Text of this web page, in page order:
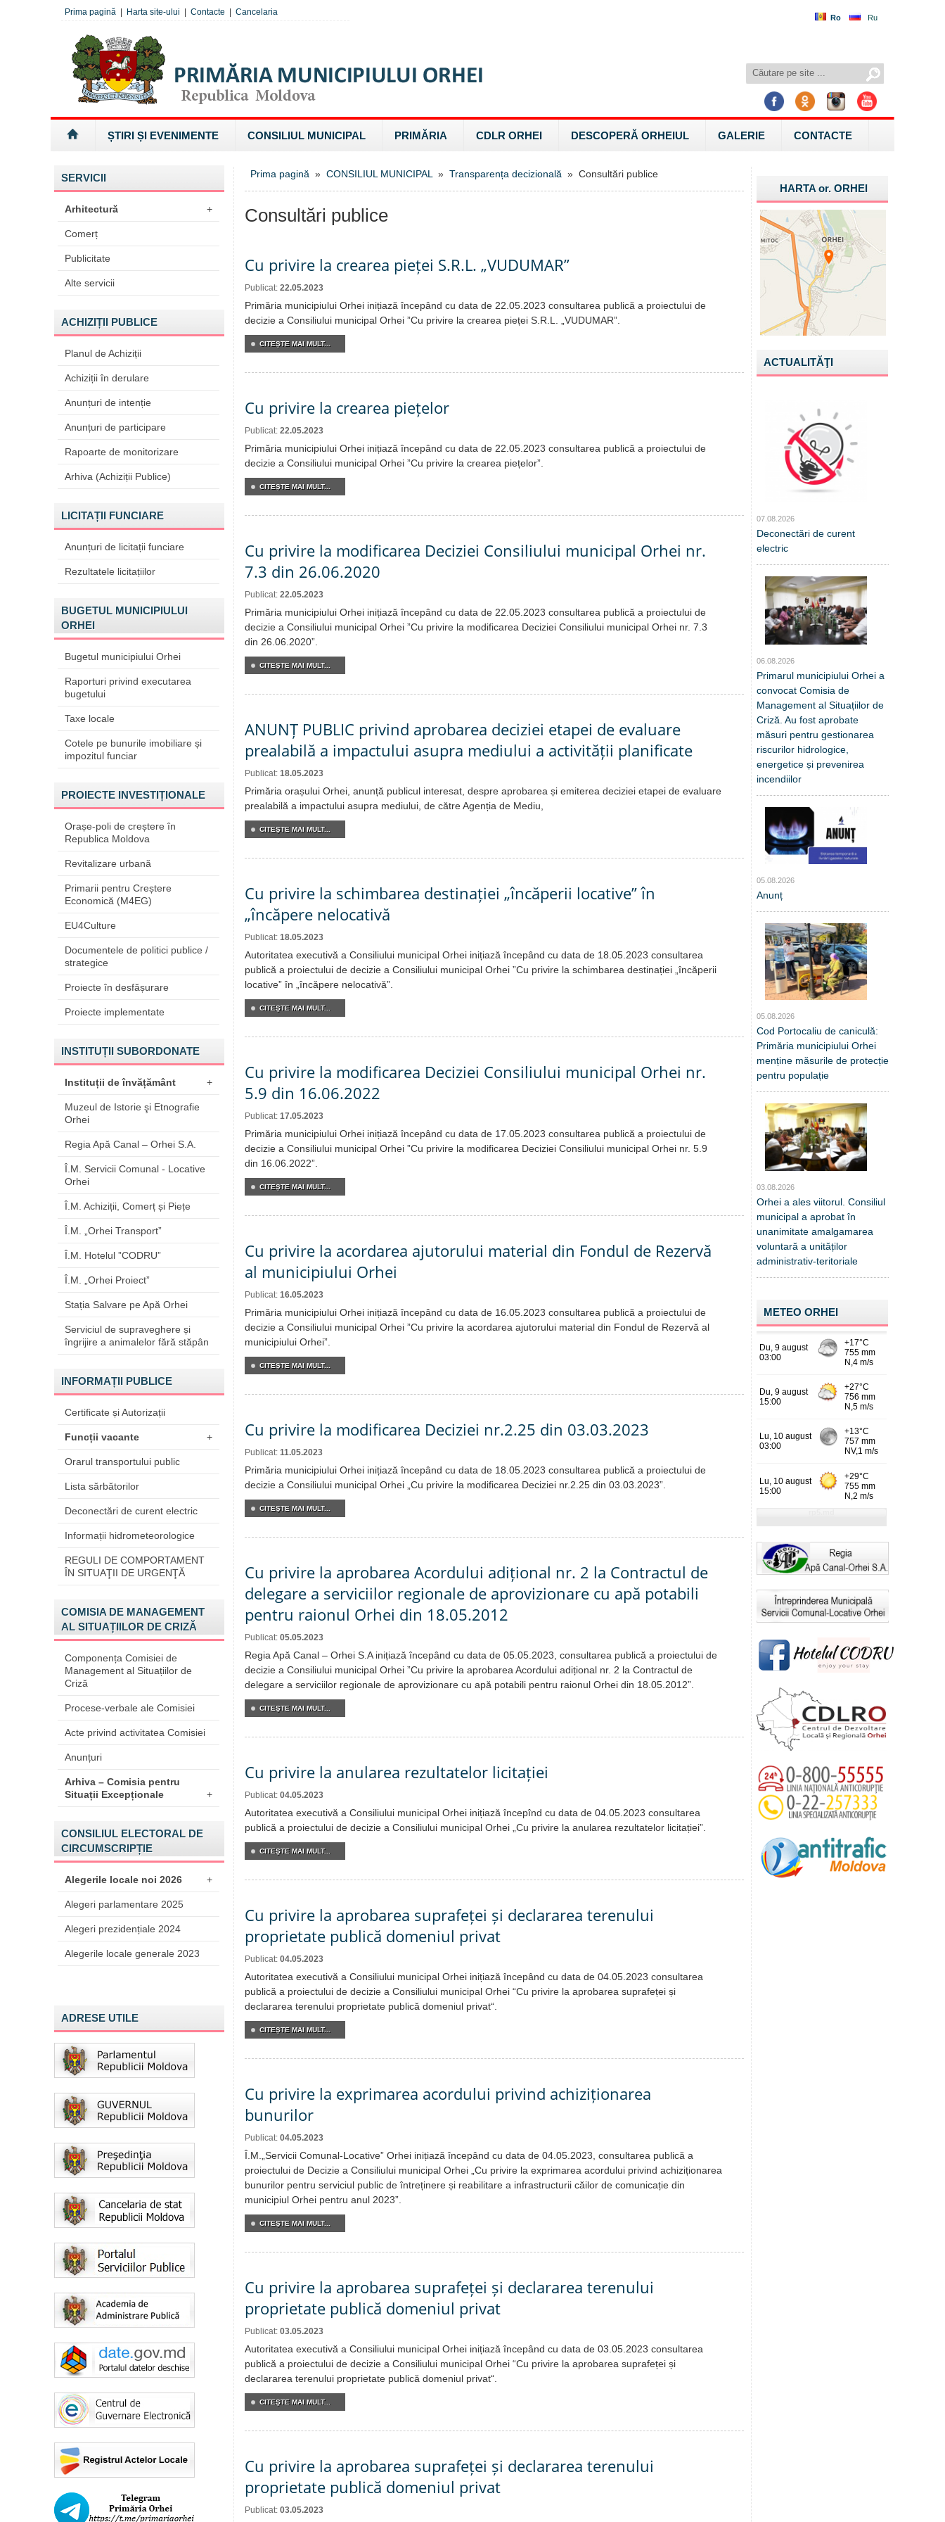
Ro Ru
Prima pagină Harta site-ului Contacte Cancelaria
ȘTIRI ȘI EVENIMENTE CONSILIUL MUNICIPAL PRIMĂRIA CDLR ORHEI DESCOPERĂ ORHEIUL GALERIE CONTACTE
SERVICII
Arhitectură +
Comerț
Publicitate
Alte servicii
ACHIZIȚII PUBLICE
Planul de Achiziții
Achiziții în derulare
Anunțuri de intenție
Anunțuri de participare
Rapoarte de monitorizare
Arhiva (Achiziții Publice)
LICITAȚII FUNCIARE
Anunțuri de licitații funciare
Rezultatele licitațiilor
BUGETUL MUNICIPIULUI
ORHEI
Bugetul municipiului Orhei
Raporturi privind executarea
bugetului
Taxe locale
Cotele pe bunurile imobiliare și
impozitul funciar
PROIECTE INVESTIȚIONALE
Orașe-poli de creștere în
Republica Moldova
Revitalizare urbană
Primarii pentru Creștere
Economică (M4EG)
EU4Culture
Documentele de politici publice /
strategice
Proiecte în desfășurare
Proiecte implementate
INSTITUȚII SUBORDONATE
Instituții de învățământ +
Muzeul de Istorie şi Etnografie
Orhei
Regia Apă Canal – Orhei S.A.
Î.M. Servicii Comunal - Locative
Orhei
Î.M. Achiziții, Comerț și Piețe
Î.M. „Orhei Transport”
Î.M. Hotelul ”CODRU”
Î.M. „Orhei Proiect”
Stația Salvare pe Apă Orhei
Serviciul de supraveghere și
îngrijire a animalelor fără stăpân
INFORMAȚII PUBLICE
Certificate și Autorizații
Funcții vacante +
Orarul transportului public
Lista sărbătorilor
Deconectări de curent electric
Informații hidrometeorologice
REGULI DE COMPORTAMENT
ÎN SITUAŢII DE URGENŢĂ
COMISIA DE MANAGEMENT
AL SITUAȚIILOR DE CRIZĂ
Componența Comisiei de
Management al Situațiilor de
Criză
Procese-verbale ale Comisiei
Acte privind activitatea Comisiei
Anunțuri
Arhiva – Comisia pentru
Situații Excepționale
+
CONSILIUL ELECTORAL DE
CIRCUMSCRIPȚIE
Alegerile locale noi 2026 +
Alegeri parlamentare 2025
Alegeri prezidențiale 2024
Alegerile locale generale 2023
ADRESE UTILE
Prima pagină » CONSILIUL MUNICIPAL » Transparența decizională » Consultări publice
Consultări publice
Cu privire la crearea pieței S.R.L. „VUDUMAR”
Publicat: 22.05.2023
Primăria municipiului Orhei inițiază începând cu data de 22.05.2023 consultarea publică a proiectului de
decizie a Consiliului municipal Orhei ”Cu privire la crearea pieței S.R.L. „VUDUMAR”.
CITEŞTE MAI MULT...
Cu privire la crearea piețelor
Publicat: 22.05.2023
Primăria municipiului Orhei inițiază începând cu data de 22.05.2023 consultarea publică a proiectului de
decizie a Consiliului municipal Orhei ”Cu privire la crearea piețelor”.
CITEŞTE MAI MULT...
Cu privire la modificarea Deciziei Consiliului municipal Orhei nr.
7.3 din 26.06.2020
Publicat: 22.05.2023
Primăria municipiului Orhei inițiază începând cu data de 22.05.2023 consultarea publică a proiectului de
decizie a Consiliului municipal Orhei ”Cu privire la modificarea Deciziei Consiliului municipal Orhei nr. 7.3
din 26.06.2020”.
CITEŞTE MAI MULT...
ANUNȚ PUBLIC privind aprobarea deciziei etapei de evaluare
prealabilă a impactului asupra mediului a activității planificate
Publicat: 18.05.2023
Primăria orașului Orhei, anunță publicul interesat, despre aprobarea și emiterea deciziei etapei de evaluare
prealabilă a impactului asupra mediului, de către Agenția de Mediu,
CITEŞTE MAI MULT...
Cu privire la schimbarea destinației „încăperii locative” în
„încăpere nelocativă
Publicat: 18.05.2023
Autoritatea executivă a Consiliului municipal Orhei inițiază începând cu data de 18.05.2023 consultarea
publică a proiectului de decizie a Consiliului municipal Orhei ”Cu privire la schimbarea destinației „încăperii
locative” în „încăpere nelocativă”.
CITEŞTE MAI MULT...
Cu privire la modificarea Deciziei Consiliului municipal Orhei nr.
5.9 din 16.06.2022
Publicat: 17.05.2023
Primăria municipiului Orhei inițiază începând cu data de 17.05.2023 consultarea publică a proiectului de
decizie a Consiliului municipal Orhei ”Cu privire la modificarea Deciziei Consiliului municipal Orhei nr. 5.9
din 16.06.2022”.
CITEŞTE MAI MULT...
Cu privire la acordarea ajutorului material din Fondul de Rezervă
al municipiului Orhei
Publicat: 16.05.2023
Primăria municipiului Orhei inițiază începând cu data de 16.05.2023 consultarea publică a proiectului de
decizie a Consiliului municipal Orhei ”Cu privire la acordarea ajutorului material din Fondul de Rezervă al
municipiului Orhei”.
CITEŞTE MAI MULT...
Cu privire la modificarea Deciziei nr.2.25 din 03.03.2023
Publicat: 11.05.2023
Primăria municipiului Orhei inițiază începând cu data de 18.05.2023 consultarea publică a proiectului de
decizie a Consiliului municipal Orhei „Cu privire la modificarea Deciziei nr.2.25 din 03.03.2023”.
CITEŞTE MAI MULT...
Cu privire la aprobarea Acordului adițional nr. 2 la Contractul de
delegare a serviciilor regionale de aprovizionare cu apă potabili
pentru raionul Orhei din 18.05.2012
Publicat: 05.05.2023
Regia Apă Canal – Orhei S.A inițiază începând cu data de 05.05.2023, consultarea publică a proiectului de
decizie a Consiliului municipal Orhei ”Cu privire la aprobarea Acordului adițional nr. 2 la Contractul de
delegare a serviciilor regionale de aprovizionare cu apă potabili pentru raionul Orhei din 18.05.2012”.
CITEŞTE MAI MULT...
Cu privire la anularea rezultatelor licitației
Publicat: 04.05.2023
Autoritatea executivă a Consiliului municipal Orhei inițiază începînd cu data de 04.05.2023 consultarea
publică a proiectului de decizie a Consiliului municipal Orhei „Cu privire la anularea rezultatelor licitației”.
CITEŞTE MAI MULT...
Cu privire la aprobarea suprafeței și declararea terenului
proprietate publică domeniul privat
Publicat: 04.05.2023
Autoritatea executivă a Consiliului municipal Orhei inițiază începând cu data de 04.05.2023 consultarea
publică a proiectului de decizie a Consiliului municipal Orhei “Cu privire la aprobarea suprafeței și
declararea terenului proprietate publică domeniul privat“.
CITEŞTE MAI MULT...
Cu privire la exprimarea acordului privind achiziționarea
bunurilor
Publicat: 04.05.2023
Î.M.„Servicii Comunal-Locative” Orhei inițiază începând cu data de 04.05.2023, consultarea publică a
proiectului de Decizie a Consiliului municipal Orhei „Cu privire la exprimarea acordului privind achiziționarea
bunurilor pentru serviciul public de întreținere și reabilitare a infrastructurii căilor de comunicație din
municipiul Orhei pentru anul 2023”.
CITEŞTE MAI MULT...
Cu privire la aprobarea suprafeței și declararea terenului
proprietate publică domeniul privat
Publicat: 03.05.2023
Autoritatea executivă a Consiliului municipal Orhei inițiază începând cu data de 03.05.2023 consultarea
publică a proiectului de decizie a Consiliului municipal Orhei “Cu privire la aprobarea suprafeței și
declararea terenului proprietate publică domeniul privat“.
CITEŞTE MAI MULT...
Cu privire la aprobarea suprafeței și declararea terenului
proprietate publică domeniul privat
Publicat: 03.05.2023
HARTA or.ORHEI
ACTUALITĂŢI
07.08.2026
Deconectări de curent
electric
06.08.2026
Primarul municipiului Orhei a
convocat Comisia de
Management al Situațiilor de
Criză. Au fost aprobate
măsuri pentru gestionarea
riscurilor hidrologice,
energetice și prevenirea
incendiilor
05.08.2026
Anunț
05.08.2026
Cod Portocaliu de caniculă:
Primăria municipiului Orhei
menține măsurile de protecție
pentru populație
03.08.2026
Orhei a ales viitorul. Consiliul
municipal a aprobat în
unanimitate amalgamarea
voluntară a unităților
administrativ-teritoriale
METEO ORHEI